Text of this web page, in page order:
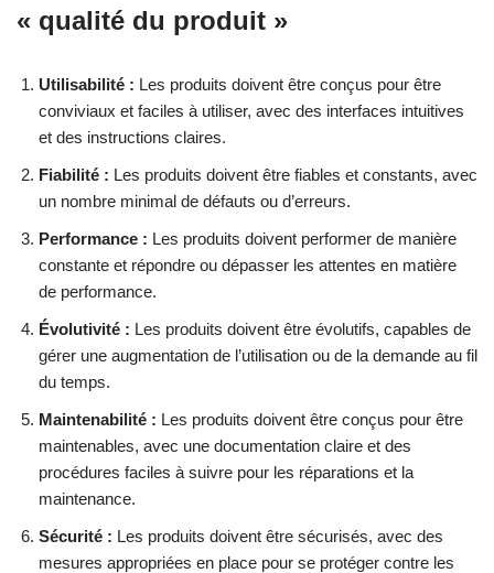
« qualité du produit »
Utilisabilité : Les produits doivent être conçus pour être
conviviaux et faciles à utiliser, avec des interfaces intuitives
et des instructions claires.
Fiabilité : Les produits doivent être fiables et constants, avec
un nombre minimal de défauts ou d’erreurs.
Performance : Les produits doivent performer de manière
constante et répondre ou dépasser les attentes en matière
de performance.
Évolutivité : Les produits doivent être évolutifs, capables de
gérer une augmentation de l’utilisation ou de la demande au fil
du temps.
Maintenabilité : Les produits doivent être conçus pour être
maintenables, avec une documentation claire et des
procédures faciles à suivre pour les réparations et la
maintenance.
Sécurité : Les produits doivent être sécurisés, avec des
mesures appropriées en place pour se protéger contre les